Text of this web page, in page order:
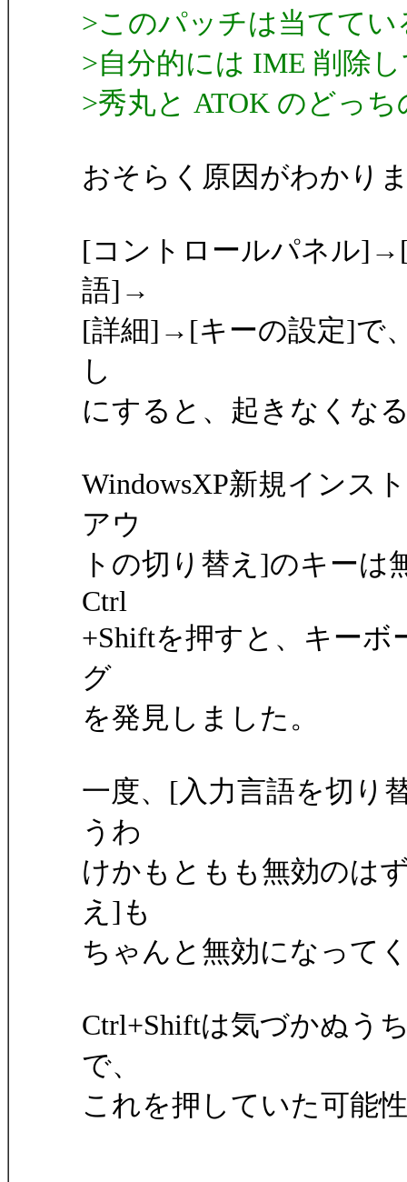
>このパッチは当てて
>自分的には IME 削除
>秀丸と ATOK のどっ
おそらく原因がわかり
[コントロールパネル
語]→
[詳細]→[キーの設定]で
し
にすると、起きなくな
WindowsXP新規インス
アウ
トの切り替え]のキー
Ctrl
+Shiftを押すと、キー
グ
を発見しました。
一度、[入力言語を切り
うわ
けかもともも無効のは
え]も
ちゃんと無効になって
Ctrl+Shiftは気づかぬう
で、
これを押していた可能